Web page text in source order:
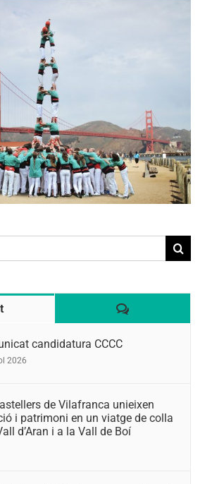
Comentaris
candidatura CCCC
2026
de Vilafranca unieixen
i patrimoni en un viatge de colla
d’Aran i a la Vall de Boí